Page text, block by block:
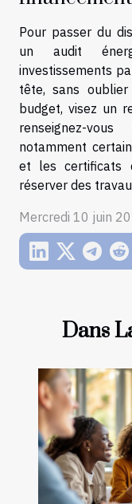
Pour passer du
un audit
investissements
tête, sans
budget, visez un
renseignez-
notamment
et les certificats
réserver des
Mercredi 10 juin
Dans